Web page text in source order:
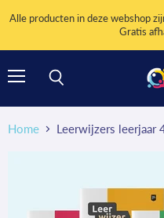
Alle producten in deze webshop
Gratis
Home Leerwijzers leerjaar